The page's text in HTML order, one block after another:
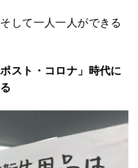
して一人一人ができる
スト・コロナ」時代に